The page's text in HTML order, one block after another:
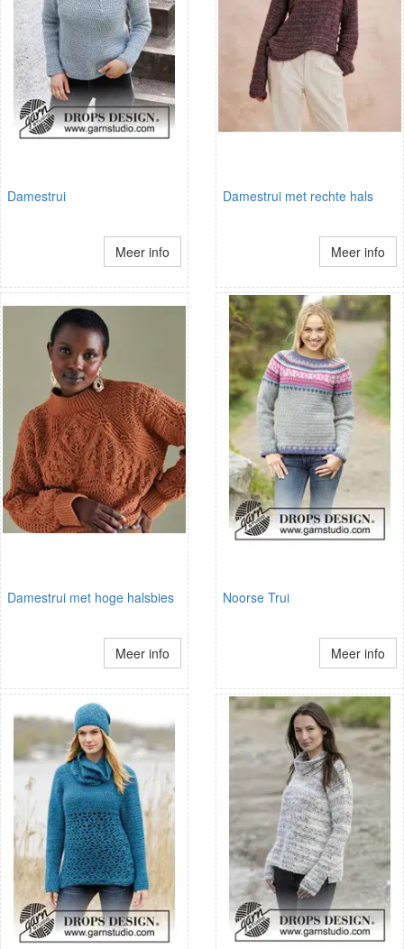
Damestrui
Meer info
Damestrui met rechte hals
Meer info
Damestrui met hoge halsbies
Meer info
Noorse Trui
Meer info